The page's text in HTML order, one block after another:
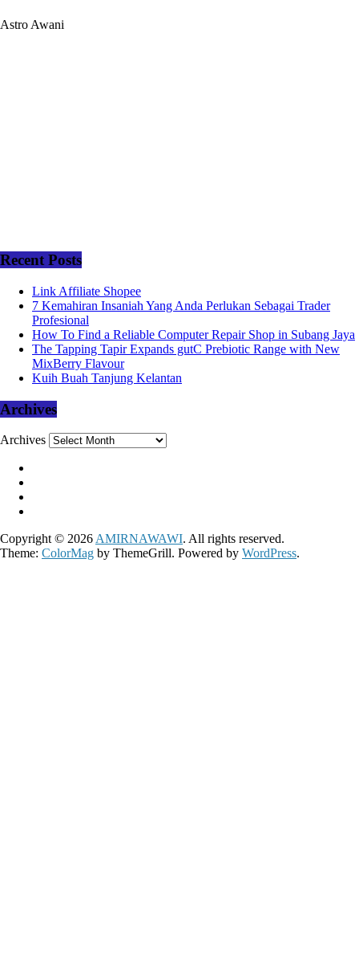
Astro Awani
Recent Posts
Link Affiliate Shopee
7 Kemahiran Insaniah Yang Anda Perlukan Sebagai Trader
Profesional
How To Find a Reliable Computer Repair Shop in Subang Jaya
The Tapping Tapir Expands gutC Prebiotic Range with New
MixBerry Flavour
Kuih Buah Tanjung Kelantan
Archives
Archives
Copyright © 2026 AMIRNAWAWI. All rights reserved.
Theme: ColorMag by ThemeGrill. Powered by WordPress.